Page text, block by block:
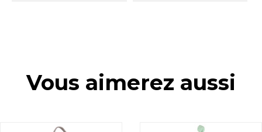
Vous aimerez aussi